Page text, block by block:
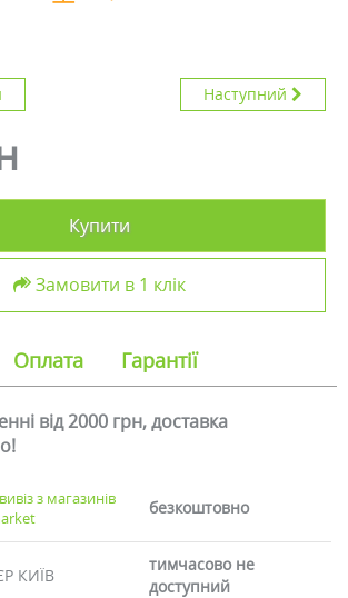
Наступний
Купити
Замовити в 1 клік
Оплата Гарантії
від 2000 грн, доставка
з магазинів
безкоштовно
КИЇВ
тимчасово не
доступний